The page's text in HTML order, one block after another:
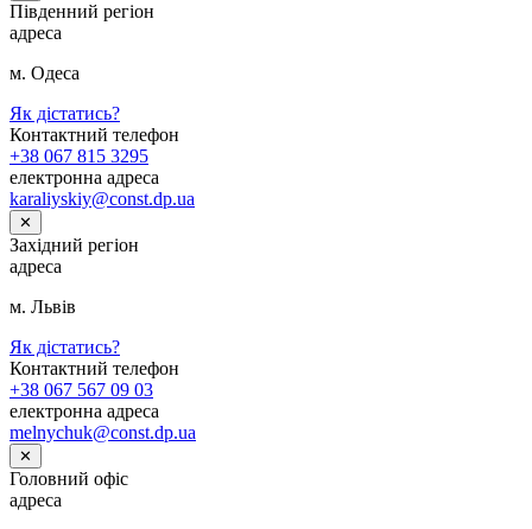
Південний регіон
адреса
м. Одеса
Як дістатись?
Контактний телефон
+38 067 815 3295
електронна адреса
karaliyskiy@const.dp.ua
✕
Західний регіон
адреса
м. Львів
Як дістатись?
Контактний телефон
+38 067 567 09 03
електронна адреса
melnychuk@const.dp.ua
✕
Головний офіс
адреса